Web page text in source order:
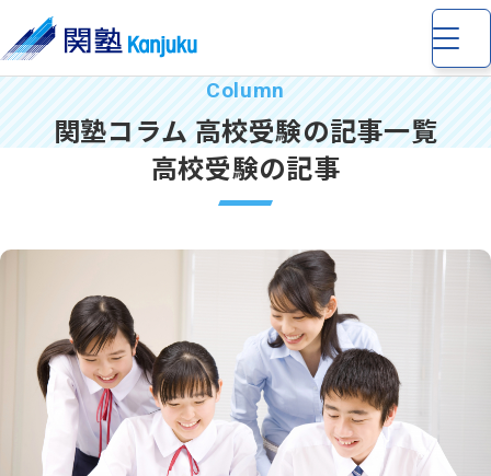
中学生の個別指導・少人数制指導
高校生の個別指導
完全個別指導 Dr. 関塾
関塾コラム 高校受験の記事一覧
高校受験の記事